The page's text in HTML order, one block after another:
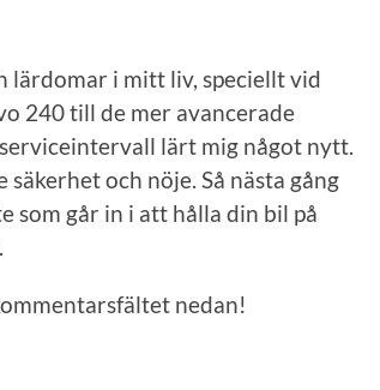
lärdomar i mitt liv, speciellt vid
240 till de mer avancerade
lärt mig något nytt.
och nöje. Så nästa gång
som går in i att hålla din bil på
nedan!